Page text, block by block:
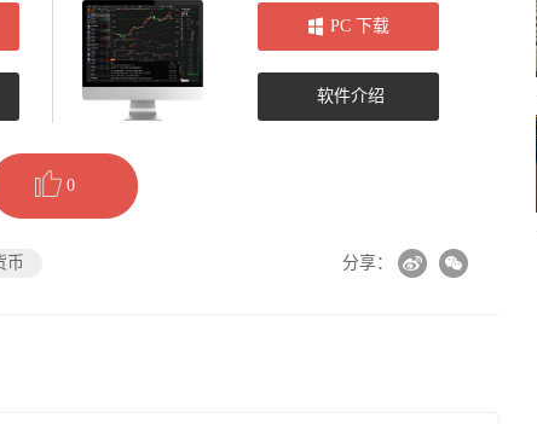
PC 下载
软件介绍
0
币 分享：